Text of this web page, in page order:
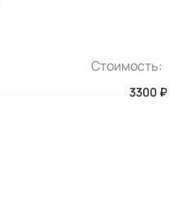
Стоимость:
3300 ₽